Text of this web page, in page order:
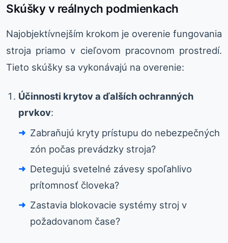
Skúšky v reálnych podmienkach
Najobjektívnejším krokom je overenie fungovania
stroja priamo v cieľovom pracovnom prostredí.
Tieto skúšky sa vykonávajú na overenie:
Účinnosti krytov a ďalších ochranných
prvkov:
Zabraňujú kryty prístupu do nebezpečných
zón počas prevádzky stroja?
Detegujú svetelné závesy spoľahlivo
prítomnosť človeka?
Zastavia blokovacie systémy stroj v
požadovanom čase?